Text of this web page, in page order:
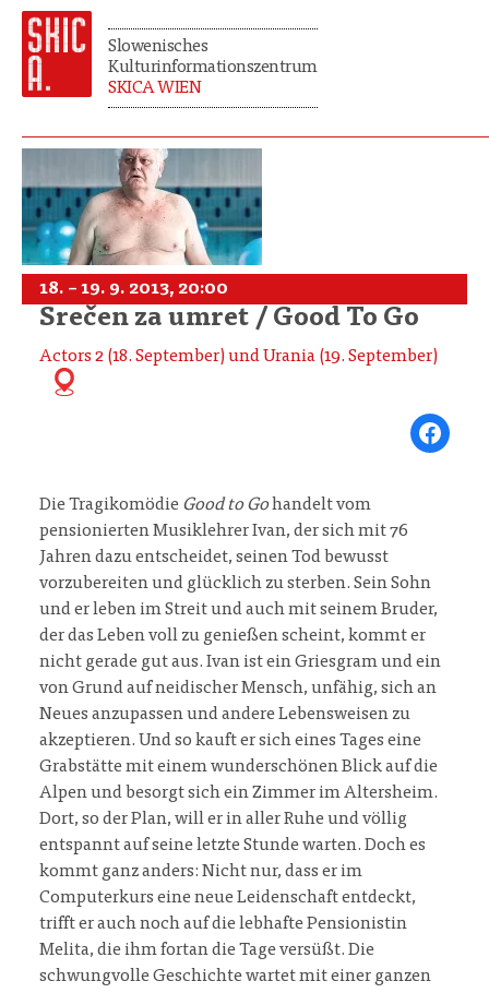
Slowenisches
Kulturinformationszentrum
SKICA WIEN
18. – 19. 9. 2013, 20:00
Srečen za umret / Good To Go
Actors 2 (18. September) und Urania (19. September)
Share on
Die Tragikomödie Good to Gohandelt vom
pensionierten Musiklehrer Ivan, der sich mit 76
Jahren dazu entscheidet, seinen Tod bewusst
vorzubereiten und glücklich zu sterben. Sein Sohn
und er leben im Streit und auch mit seinem Bruder,
der das Leben voll zu genießen scheint, kommt er
nicht gerade gut aus. Ivan ist ein Griesgram und ein
von Grund auf neidischer Mensch, unfähig, sich an
Neues anzupassen und andere Lebensweisen zu
akzeptieren. Und so kauft er sich eines Tages eine
Grabstätte mit einem wunderschönen Blick auf die
Alpen und besorgt sich ein Zimmer im Altersheim.
Dort, so der Plan, will er in aller Ruhe und völlig
entspannt auf seine letzte Stunde warten. Doch es
kommt ganz anders: Nicht nur, dass er im
Computerkurs eine neue Leidenschaft entdeckt,
trifft er auch noch auf die lebhafte Pensionistin
Melita, die ihm fortan die Tage versüßt. Die
schwungvolle Geschichte wartet mit einer ganzen